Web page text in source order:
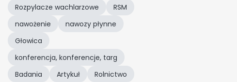
Rozpylacze wachlarzowe
RSM
nawożenie
nawozy płynne
Głowica
konferencja, konferencje, targ
Badania
Artykuł
Rolnictwo